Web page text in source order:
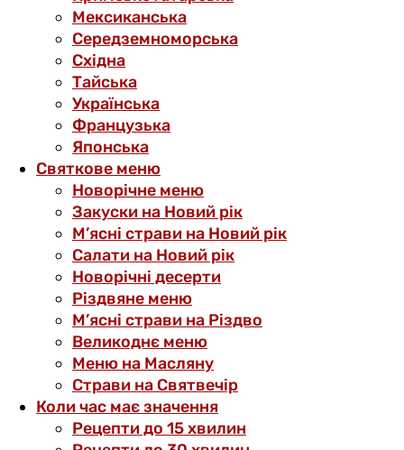
Мексиканська
Середземноморська
Східна
Тайська
Українська
Французька
Японська
Святкове меню
Новорічне меню
Закуски на Новий рік
М’ясні страви на Новий рік
Салати на Новий рік
Новорічні десерти
Різдвяне меню
М’ясні страви на Різдво
Великоднє меню
Меню на Масляну
Страви на Святвечір
Коли час має значення
Рецепти до 15 хвилин